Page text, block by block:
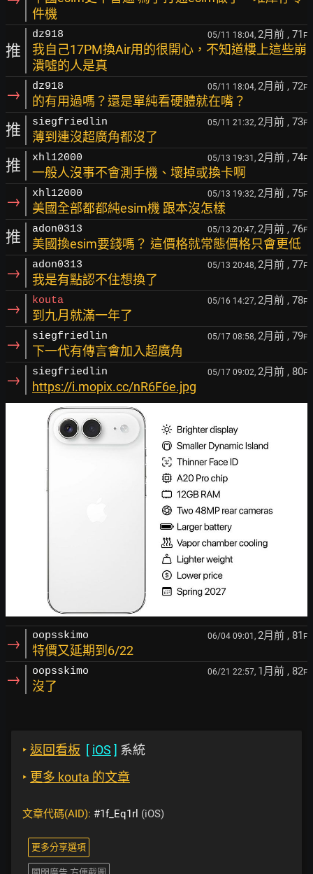
件機
推
dz918 05/11 18:04, 2月前 , 71 F
我自己17PM換Air用的很開心，不知道樓上這些崩
潰噓的人是真
→ dz918 05/11 18:04, 2月前 , 72F
的有用過嗎？還是單純看硬體就在嘴？
推 siegfriedlin 05/11 21:32, 2月前 , 73F
薄到連沒超廣角都沒了
推 xhl12000 05/13 19:31, 2月前 , 74F
一般人沒事不會測手機、壞掉或換卡啊
→ xhl12000 05/13 19:32, 2月前 , 75F
美國全部都都純esim機 跟本沒怎樣
推 adon0313 05/13 20:47, 2月前 , 76F
美國換esim要錢嗎？ 這價格就常態價格只會更低
→ adon0313 05/13 20:48, 2月前 , 77F
我是有點認不住想換了
→ kouta 05/16 14:27, 2月前 , 78F
到九月就滿一年了
→ siegfriedlin 05/17 08:58, 2月前 , 79F
下一代有傳言會加入超廣角
→ siegfriedlin 05/17 09:02, 2月前 , 80F
https://i.mopix.cc/nR6F6e.jpg
→ oopsskimo 06/04 09:01, 2月前 , 81 F
特價又延期到6/22
→ oopsskimo 06/21 22:57, 1月前 , 82F
沒了
‣ 返回看板 [ iOS ] 系統
‣ 更多 kouta 的文章
文章代碼(AID): #1f_Eq1rl (iOS)
更多分享選項